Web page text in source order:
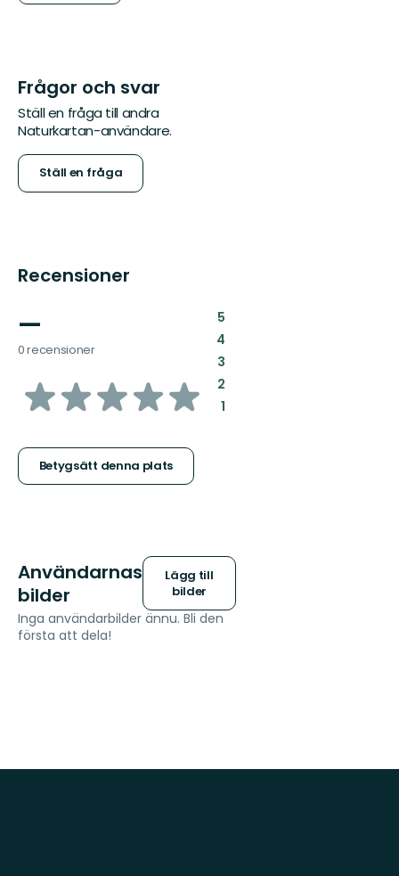
Frågor och svar
Ställ en fråga till andra
Naturkartan-användare.
Ställ en fråga
Recensioner
—
0 recensioner
av
stjärnor
Betygsätt denna plats
5:
4:
3:
2:
1:
Användarnas
bilder
Lägg till
bilder
Inga användarbilder ännu. Bli den
första att dela!